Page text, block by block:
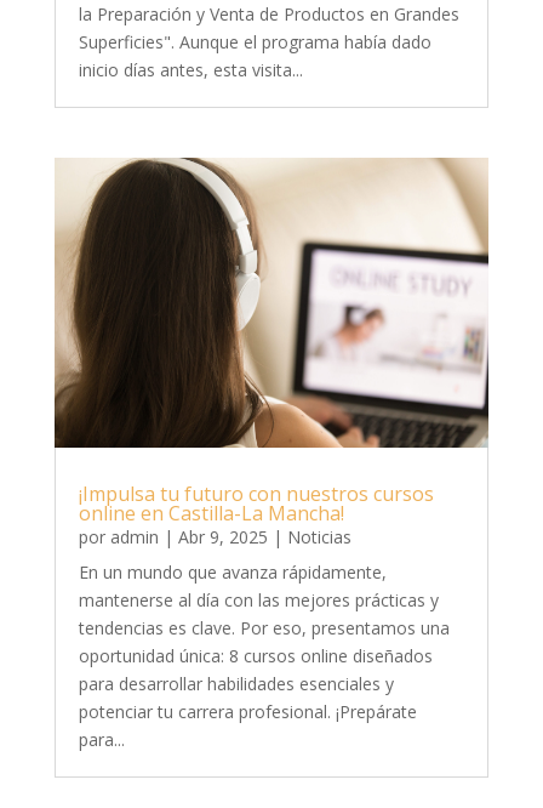
la Preparación y Venta de Productos en Grandes
Superficies". Aunque el programa había dado
inicio días antes, esta visita...
¡Impulsa tu futuro con nuestros cursos
online en Castilla-La Mancha!
por admin | Abr 9, 2025 | Noticias
En un mundo que avanza rápidamente,
mantenerse al día con las mejores prácticas y
tendencias es clave. Por eso, presentamos una
oportunidad única: 8 cursos online diseñados
para desarrollar habilidades esenciales y
potenciar tu carrera profesional. ¡Prepárate
para...